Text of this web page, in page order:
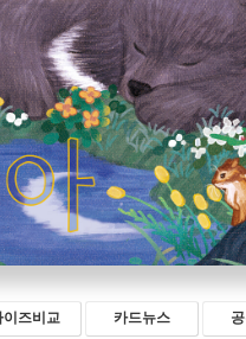
이즈비교 카드뉴스